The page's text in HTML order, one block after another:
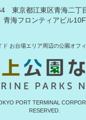
東京都江東区青海二丁
青海フロンティアビル10F
ド お台場エリア周辺の公園オフ
PORT TERMINAL
RESERVED.